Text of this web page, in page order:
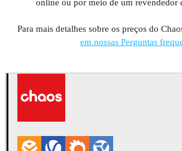
online ou por meio de um revendedor
Para mais detalhes sobre os preços do
em nossas Perguntas